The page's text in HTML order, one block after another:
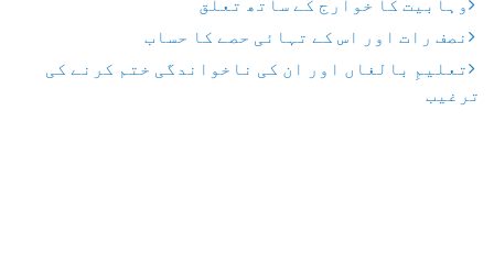
وہابیت کا خوارج کے ساتھ تعلق
نصف رات اور اس کے تہائی حصے کا حساب
تعلیمِ بالغاں اور ان کی ناخواندگی ختم کرنے کی
ترغیب